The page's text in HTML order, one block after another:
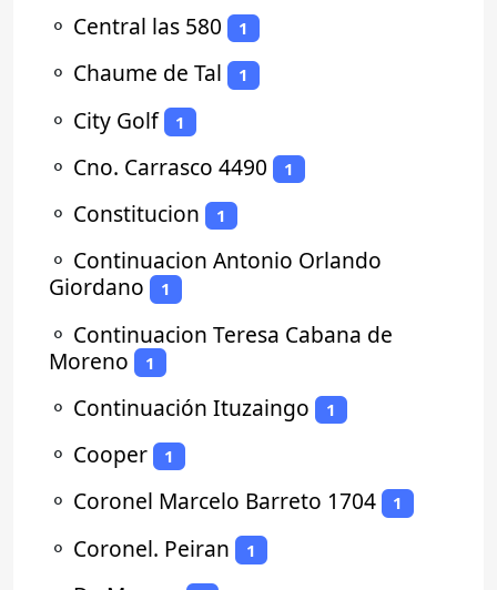
⚬ Central las 580 1
⚬ Chaume de Tal 1
⚬ City Golf 1
⚬ Cno. Carrasco 4490 1
⚬ Constitucion 1
⚬ Continuacion Antonio Orlando
Giordano
1
⚬ Continuacion Teresa Cabana de
Moreno
1
⚬ Continuación Ituzaingo 1
⚬ Cooper 1
⚬ Coronel Marcelo Barreto 1704 1
⚬ Coronel. Peiran 1